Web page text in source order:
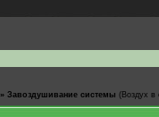
» Завоздушивание системы (Воздух в